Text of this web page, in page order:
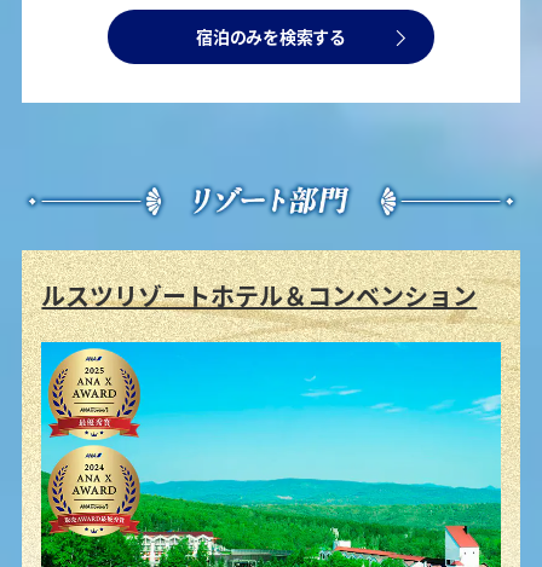
宿泊のみを検索する
ルスツリゾートホテル＆コンベンション